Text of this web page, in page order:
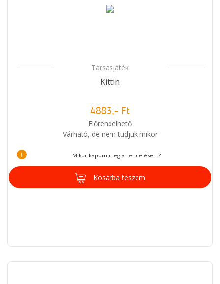
Társasjáték
Kittin
4883,- Ft
Előrendelhető
Várható, de nem tudjuk mikor
i Mikor kapom meg a rendelésem?
Kosárba teszem